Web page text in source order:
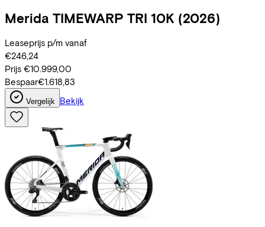
Merida TIMEWARP TRI 10K (2026)
Leaseprijs p/m vanaf
€246,24
Prijs €10.999,00
Bespaar€1.618,83
Vergelijk Bekijk